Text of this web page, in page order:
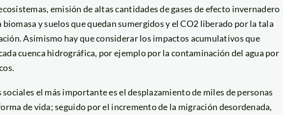
emisión de altas cantidades de gases de efecto invernadero
y suelos que quedan sumergidos y el CO2 liberado por la tala
Asimismo hay que considerar los impactos acumulativos que
cuenca hidrográfica, por ejemplo por la contaminación del agua por
el más importante es el desplazamiento de miles de personas
de vida; seguido por el incremento de la migración desordenada,